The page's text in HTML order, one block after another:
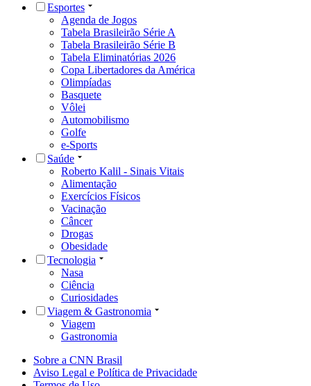
Esportes
Agenda de Jogos
Tabela Brasileirão Série A
Tabela Brasileirão Série B
Tabela Eliminatórias 2026
Copa Libertadores da América
Olimpíadas
Basquete
Vôlei
Automobilismo
Golfe
e-Sports
Saúde
Roberto Kalil - Sinais Vitais
Alimentação
Exercícios Físicos
Vacinação
Câncer
Drogas
Obesidade
Tecnologia
Nasa
Ciência
Curiosidades
Viagem & Gastronomia
Viagem
Gastronomia
Sobre a CNN Brasil
Aviso Legal e Política de Privacidade